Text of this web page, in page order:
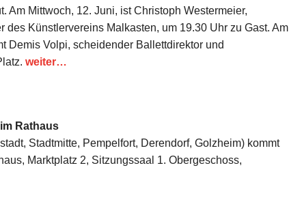
Am Mittwoch, 12. Juni, ist Christoph Westermeier,
des Künstlervereins Malkasten, um 19.30 Uhr zu Gast. Am
Demis Volpi, scheidender Ballettdirektor und
weiter…
Rathaus
Stadtmitte, Pempelfort, Derendorf, Golzheim) kommt
Marktplatz 2, Sitzungssaal 1. Obergeschoss,